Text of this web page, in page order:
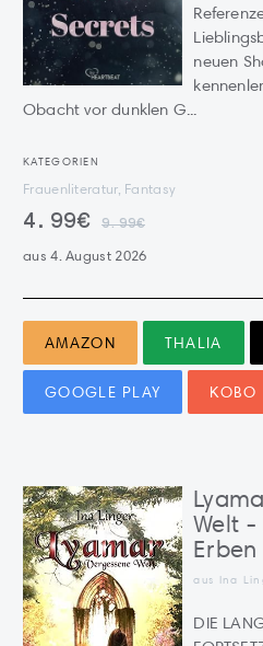
neuen
Obacht vor dunklen G...
KATEGORIEN
Frauenliteratur, Fantasy
4.99€ 9.99€
aus 4. August 2026
AMAZON THALIA
GOOGLE PLAY KOBO
Welt -
Erben
aus Ina
DIE